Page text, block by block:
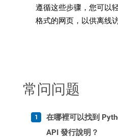
遵循这些步骤，您可以
格式的网页，以供离线
常问问题
在哪裡可以找到
API 發行說明？